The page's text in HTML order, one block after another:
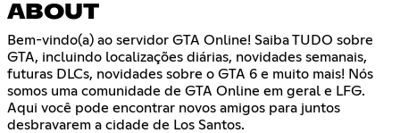
ABOUT
Bem-vindo(a) ao servidor GTA Online! Saiba TUDO sobre
GTA, incluindo localizações diárias, novidades semanais,
futuras DLCs, novidades sobre o GTA 6 e muito mais! Nós
somos uma comunidade de GTA Online em geral e LFG.
Aqui você pode encontrar novos amigos para juntos
desbravarem a cidade de Los Santos.